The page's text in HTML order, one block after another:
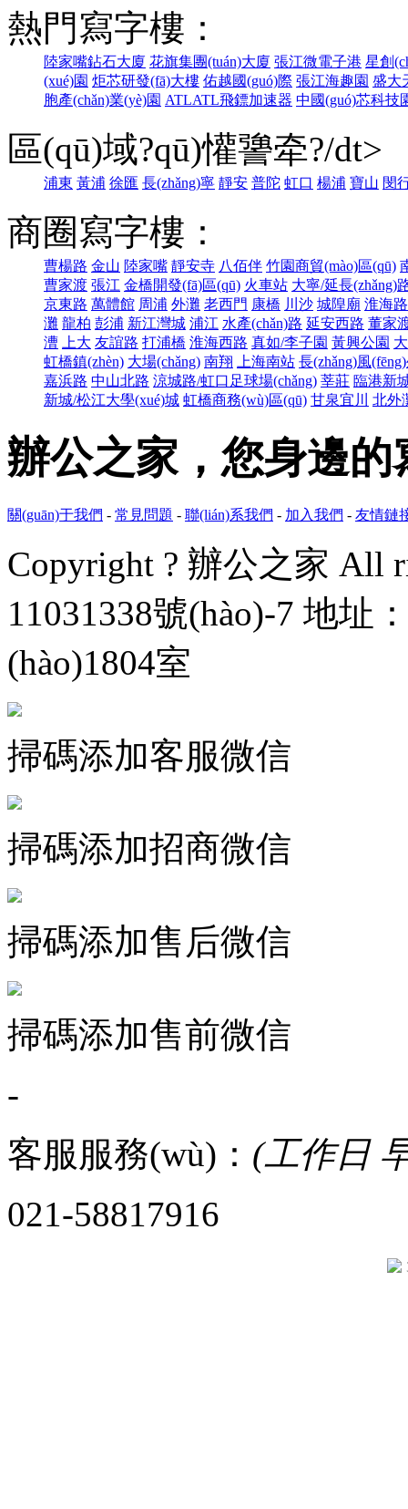
熱門寫字樓：
陸家嘴鉆石大廈 花旗集團(tuán)大廈 張江微電子港 星創
(xué)園 炬芯研發(fā)大樓 佑越國(guó)際 張江海趣園 盛大
胞產(chǎn)業(yè)園 ATLATL飛鏢加速器 中國(guó)芯科技
區(qū)域?qū)懽謽牵?/dt>
浦東 黃浦 徐匯 長(zhǎng)寧 靜安 普陀 虹口 楊浦 寶山 閔
商圈寫字樓：
曹楊路 金山 陸家嘴 靜安寺 八佰伴 竹園商貿(mào)區(qū)
曹家渡 張江 金橋開發(fā)區(qū) 火車站 大寧/延長(zhǎng)
京東路 萬體館 周浦 外灘 老西門 康橋 川沙 城隍廟 淮海
灘 龍柏 彭浦 新江灣城 浦江 水產(chǎn)路 延安西路 董家
漕
上大 友誼路 打浦橋 淮海西路 真如/李子園 黃興公園
虹橋鎮(zhèn) 大場(chǎng) 南翔 上海南站 長(zhǎng)風
嘉浜路 中山北路 涼城路/虹口足球場(chǎng) 莘莊 臨港新
新城/松江大學(xué)城 虹橋商務(wù)區(qū) 甘泉宜川 北外
辦公之家，您身邊
關(guān)于我們 - 常見問題 - 聯(lián)系我們 - 加入我們 - 友情鏈
Copyright ? 辦公之家 All
11031338號(hào)-7 地址
(hào)1804室
掃碼添加客服微信
掃碼添加招商微信
掃碼添加售后微信
掃碼添加售前微信
-
客服服務(wù)： (工作日
021-58817916